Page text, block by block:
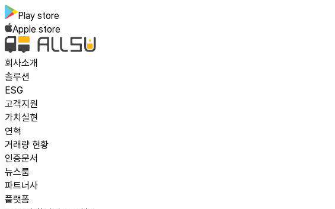
Play store
Apple store
회사소개
솔루션
ESG
고객지원
가치실현
연혁
거래량 현황
인증문서
뉴스룸
파트너사
플랫폼